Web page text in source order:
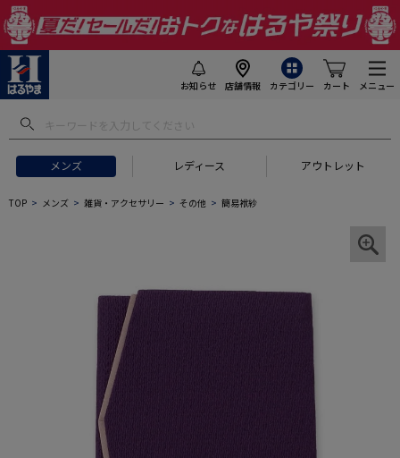
お知らせ 店舗情報 カテゴリー カート メニュー
メンズ レディース アウトレット
TOP メンズ 雑貨・アクセサリー その他 簡易袱紗